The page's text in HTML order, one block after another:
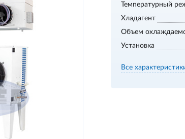
Температурный
Хладагент
Объем
Установка
Все